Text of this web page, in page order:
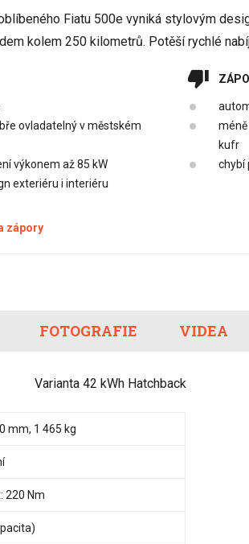
Carsharing
Systémy a
Nabíjení a
Redakční články
Ostatní
Fiatu 500e vyniká stylovým
kolem 250 kilometrů. Potěší rychlé
ovladatelný v městském
výkonem až 85 kW
exteriéru i interiéru
kufr
chybí
zápory
FOTOGRAFIE VIDEA
Varianta 42 kWh Hatchback
mm, 1 465 kg
220 Nm